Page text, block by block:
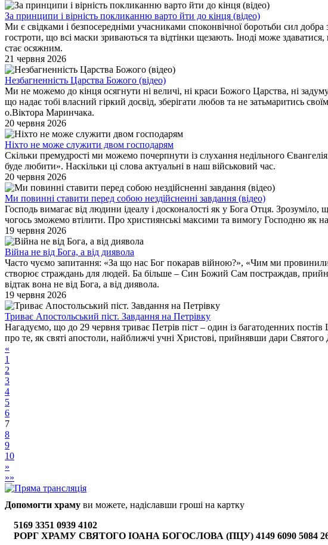
За принципи і вірність покликанню варто йти до кінця (відео)
Ми є свідками і безпосередніми учасниками споконвічної боротьби сил
гостроти, що всі маски зриваються та відтінки щезають. Іноді може
стає осяжним.
21 червня 2026
Незбагненність Царства Божого (відео)
Ми не можемо до кінця осягнути ні величі, ні краси Божого Царства, ні
що надає тобі власний гіркий досвід, зберігати любов та не затьмаритись
о.Віктора Маринчака.
20 червня 2026
Ніхто не може служити двом господарям
Скільки премудрості ми можемо почерпнути із слухання недільного
буде любити». Наскільки ці слова актуальні в наш військовий час.
20 червня 2026
Ми повинні ставити перед собою нездійсненні завдання (відео)
Господь вимагає від людини ідеалу і досконалості як у Бога Отця.
чогось зможемо втілити. Про християнські максими та вимогу Господню як
19 червня 2026
Війна не від Бога, а від диявола
Часто чуємо запитання: «За що нас Бог покарав війною?», «Чим ми
створює страждань для людей. Ба більше – Син Божий Сам постраждав,
відтак вона не від Бога, а від диявола.
19 червня 2026
Триває Апостольський піст. Завдання на Петрівку
Нагадуємо, що до 29 червня триває Петрів піст – один із багатоденних
про те, як святі апостоли, найближчі учні Христові, прийнявши дари
«
1
2
3
4
5
6
7
8
9
10
»
»»
Допомогти храму ви можете, надіславши гроші на картку
5169 3351 0939 4102
РОРГ ХРАМУ СВЯТОГО ІОАНА БОГОСЛОВА (ПЦУ) 4149 6090 5084